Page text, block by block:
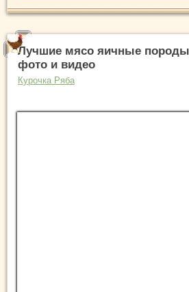
Лучшие мясо яичные породы
фото и видео
Курочка Ряба